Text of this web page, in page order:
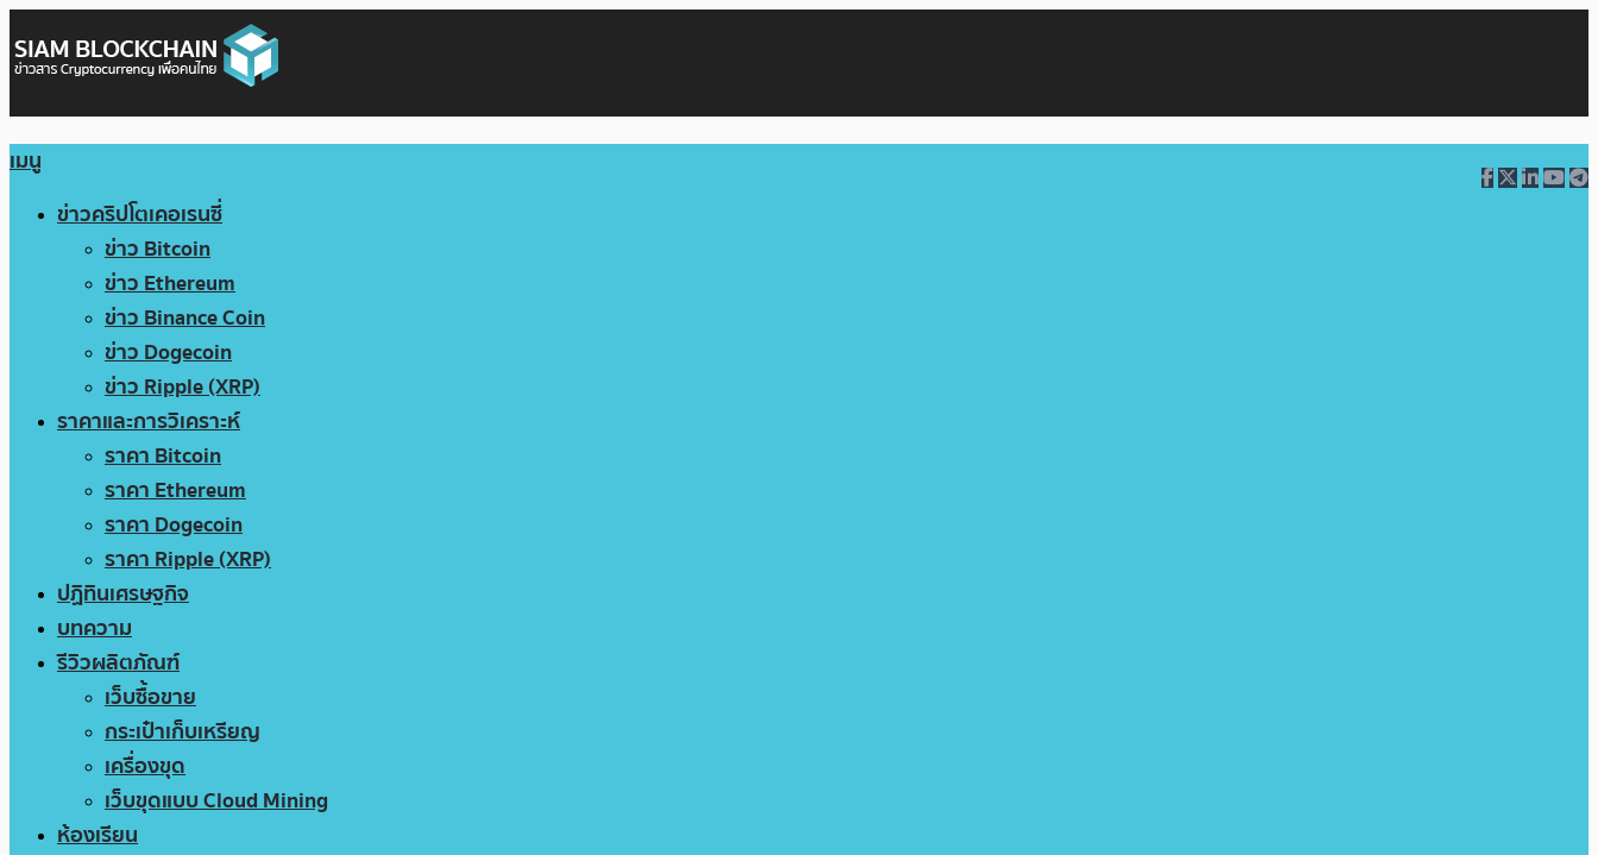
เมนู
ข่าวคริปโตเคอเรนซี่
ข่าว Bitcoin
ข่าว Ethereum
ข่าว Binance Coin
ข่าว Dogecoin
ข่าว Ripple (XRP)
ราคาและการวิเคราะห์
ราคา Bitcoin
ราคา Ethereum
ราคา Dogecoin
ราคา Ripple (XRP)
ปฏิทินเศรษฐกิจ
บทความ
รีวิวผลิตภัณฑ์
เว็บซื้อขาย
กระเป๋าเก็บเหรียญ
เครื่องขุด
เว็บขุดแบบ Cloud Mining
ห้องเรียน